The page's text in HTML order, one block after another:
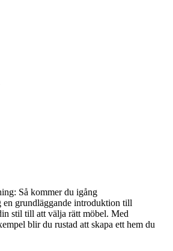
Så kommer du igång
en grundläggande introduktion till
stil till att välja rätt möbel. Med
blir du rustad att skapa ett hem du